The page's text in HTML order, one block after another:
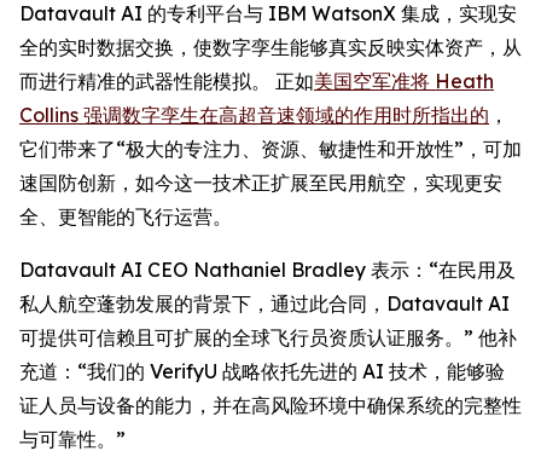
Datavault AI 的专利平台与 IBM WatsonX 集成，实现安
全的实时数据交换，使数字孪生能够真实反映实体资产，从
而进行精准的武器性能模拟。 正如美国空军准将 Heath
Collins 强调数字孪生在高超音速领域的作用时所指出的 ，
它们带来了“极大的专注力、资源、敏捷性和开放性”，可加
速国防创新，如今这一技术正扩展至民用航空，实现更安
全、更智能的飞行运营。
Datavault AI CEO Nathaniel Bradley 表示：“在民用及
私人航空蓬勃发展的背景下，通过此合同，Datavault AI
可提供可信赖且可扩展的全球飞行员资质认证服务。” 他补
充道：“我们的 VerifyU 战略依托先进的 AI 技术，能够验
证人员与设备的能力，并在高风险环境中确保系统的完整性
与可靠性。”